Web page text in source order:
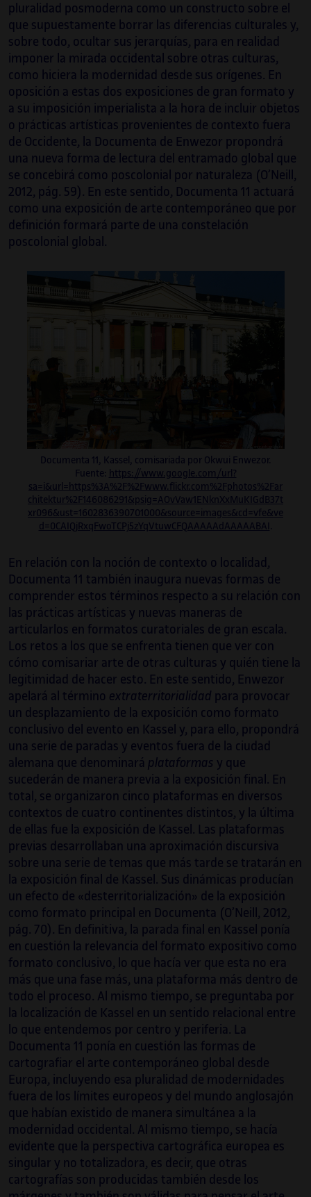
pluralidad posmoderna como un constructo sobre el
que supuestamente borrar las diferencias culturales y,
sobre todo, ocultar sus jerarquías, para en realidad
imponer la mirada occidental sobre otras culturas,
como hiciera la modernidad desde sus orígenes. En
oposición a estas dos exposiciones de gran formato y
a su imposición imperialista a la hora de incluir objetos
o prácticas artísticas provenientes de contexto fuera
de Occidente, la Documenta de Enwezor propondrá
una nueva forma de lectura del entramado global que
se concebirá como poscolonial por naturaleza (O’Neill,
2012, pág. 59). En este sentido, Documenta 11 actuará
como una exposición de arte contemporáneo que por
definición formará parte de una constelación
poscolonial global.
Documenta 11, Kassel, comisariada por Okwui Enwezor.
Fuente:
https://www.google.com/url?
sa=i&url=https%3A%2F%2Fwww.flickr.com%2Fphotos%2Far
chitektur%2F146086291&psig=AOvVaw1ENknXxMuKIGdB37t
xr096&ust=1602836390701000&source=images&cd=vfe&ve
d=0CAIQjRxqFwoTCPj5zYqVtuwCFQAAAAAdAAAAABAI
En relación con la noción de contexto o localidad,
Documenta 11 también inaugura nuevas formas de
comprender estos términos respecto a su relación con
las prácticas artísticas y nuevas maneras de
articularlos en formatos curatoriales de gran escala.
Los retos a los que se enfrenta tienen que ver con
cómo comisariar arte de otras culturas y quién tiene la
legitimidad de hacer esto. En este sentido, Enwezor
apelará al término extraterritorialidad para provocar
un desplazamiento de la exposición como formato
conclusivo del evento en Kassel y, para ello, propondrá
una serie de paradas y eventos fuera de la ciudad
alemana que denominará plataformas y que
sucederán de manera previa a la exposición final. En
total, se organizaron cinco plataformas en diversos
contextos de cuatro continentes distintos, y la última
de ellas fue la exposición de Kassel. Las plataformas
previas desarrollaban una aproximación discursiva
sobre una serie de temas que más tarde se tratarán en
la exposición final de Kassel. Sus dinámicas producían
un efecto de «desterritorialización» de la exposición
como formato principal en Documenta (O’Neill, 2012,
pág. 70). En definitiva, la parada final en Kassel ponía
en cuestión la relevancia del formato expositivo como
formato conclusivo, lo que hacía ver que esta no era
más que una fase más, una plataforma más dentro de
todo el proceso. Al mismo tiempo, se preguntaba por
la localización de Kassel en un sentido relacional entre
lo que entendemos por centro y periferia. La
Documenta 11 ponía en cuestión las formas de
cartografiar el arte contemporáneo global desde
Europa, incluyendo esa pluralidad de modernidades
fuera de los límites europeos y del mundo anglosajón
que habían existido de manera simultánea a la
modernidad occidental. Al mismo tiempo, se hacía
evidente que la perspectiva cartográfica europea es
singular y no totalizadora, es decir, que otras
cartografías son producidas también desde los